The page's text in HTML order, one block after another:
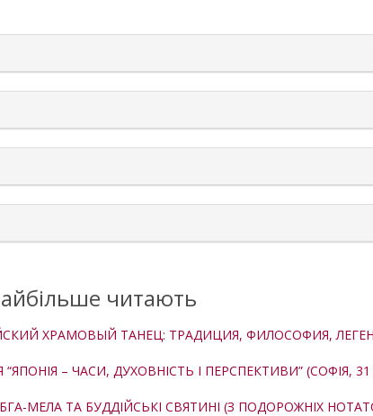
читають
ХРАМОВЫЙ ТАНЕЦ: ТРАДИЦИЯ, ФИЛОСОФИЯ,
– ЧАСИ, ДУХОВНІСТЬ І ПЕРСПЕКТИВИ” (СОФІЯ,
МЕЛА ТА БУДДІЙСЬКІ СВЯТИНІ (З ПОДОРОЖНІХ